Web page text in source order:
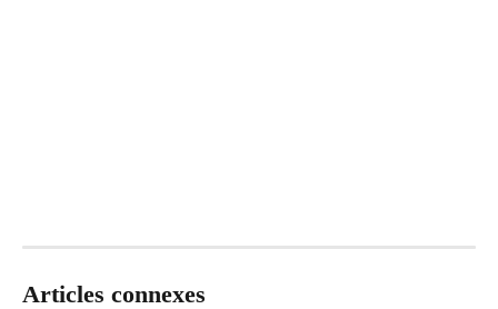
Articles connexes